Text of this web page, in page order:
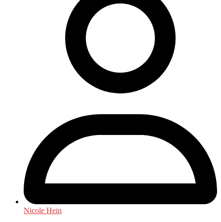
Nicole Hein